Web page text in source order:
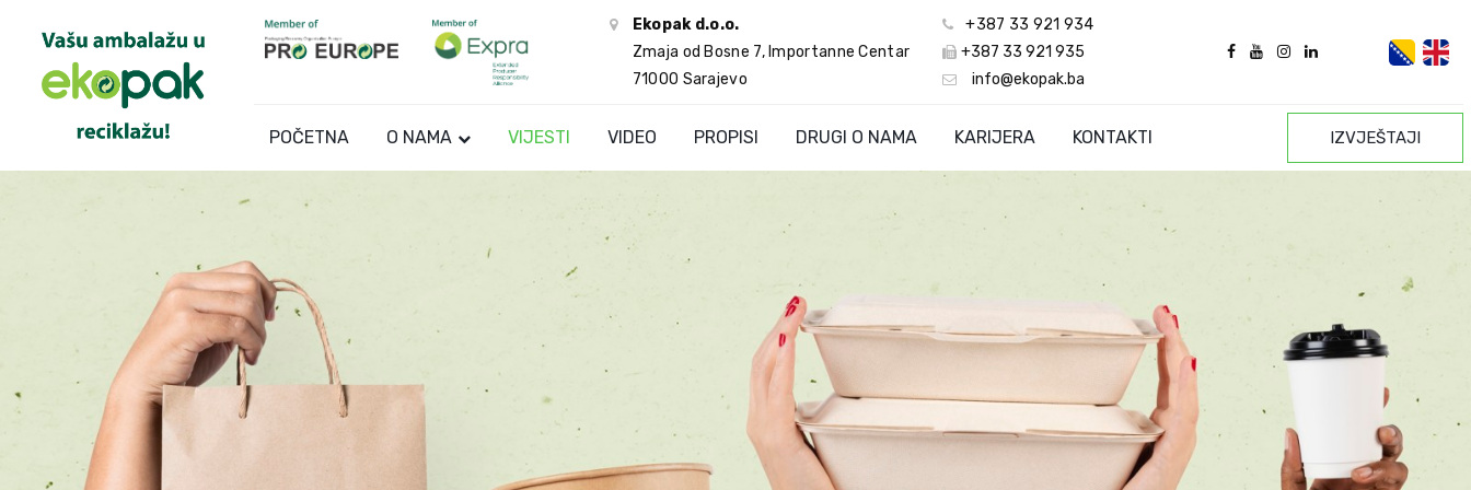
Ekopak d.o.o.
Zmaja od Bosne 7, Importanne Centar
71000 Sarajevo
+387 33 921 934
+387 33 921 935
info@ekopak.ba
POČETNA O NAMA VIJESTI VIDEO PROPISI DRUGI O NAMA KARIJERA KONTAKTI IZVJEŠTAJI